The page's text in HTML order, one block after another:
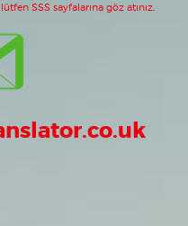
lütfen SSS sayfalarına göz atınız.